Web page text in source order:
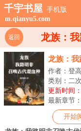
千宇书屋 手机版
m.qianyu5.com
龙族：
返回
龙族：我
作者：登
类别：二
更新时间
最新章节：
开始